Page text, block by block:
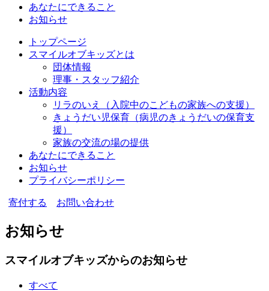
あなたにできること
お知らせ
トップページ
スマイルオブキッズとは
団体情報
理事・スタッフ紹介
活動内容
リラのいえ
（入院中のこどもの家族への支援）
きょうだい児保育 （病児のきょうだいの保育支
援）
家族の交流の場の提供
あなたにできること
お知らせ
プライバシーポリシー
寄付する お問い合わせ
お知らせ
スマイルオブキッズからのお知らせ
すべて